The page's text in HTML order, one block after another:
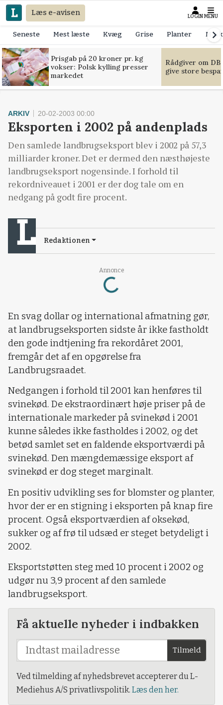
Læs e-avisen LOGIN MENU
Seneste Mest læste Kvæg Grise Planter
Prisgab på 20 kroner pr. kg
vokser: Polsk kylling presser
markedet
Rådgiver om
give store
Annonce
Loading...
ARKIV 20-02-2003 00:00
Eksporten i 2002 på andenplads
Den samlede landbrugseksport blev i 2002 på 57,3
milliarder kroner. Det er dermed den næsthøjeste
landbrugseksport nogensinde. I forhold til
rekordniveauet i 2001 er der dog tale om en
nedgang på godt fire procent.
Redaktionen
En svag dollar og international afmatning gør,
at landbrugseksporten sidste år ikke fastholdt
den gode indtjening fra rekordåret 2001,
fremgår det af en opgørelse fra
Landbrugsraadet.
Nedgangen i forhold til 2001 kan henføres til
svinekød. De ekstraordinært høje priser på de
internationale markeder på svinekød i 2001
kunne således ikke fastholdes i 2002, og det
betød samlet set en faldende eksportværdi på
svinekød. Den mængdemæssige eksport af
svinekød er dog steget marginalt.
En positiv udvikling ses for blomster og planter,
hvor der er en stigning i eksporten på knap fire
procent. Også eksportværdien af oksekød,
sukker og af frø til udsæd er steget betydeligt i
2002.
Eksportstøtten steg med 10 procent i 2002 og
udgør nu 3,9 procent af den samlede
landbrugseksport.
Få aktuelle nyheder i indbakken
Tilmeld
Ved tilmelding af nyhedsbrevet accepterer du L-
Mediehus A/S privatlivspolitik. Læs den her.